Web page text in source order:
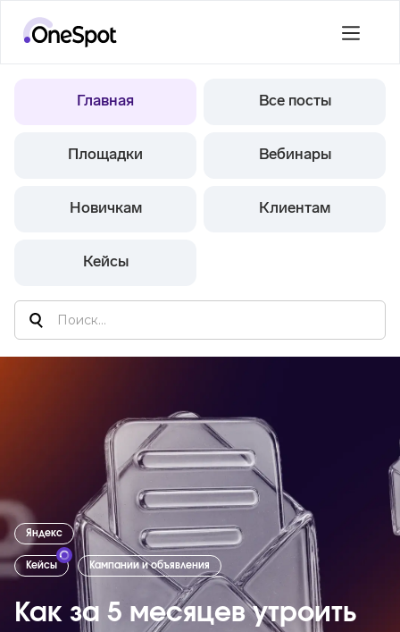
Главная Все посты
Площадки Вебинары
Новичкам Клиентам
Кейсы
Яндекс
Кейсы Кампании и объявления
Как за 5 месяцев утроить